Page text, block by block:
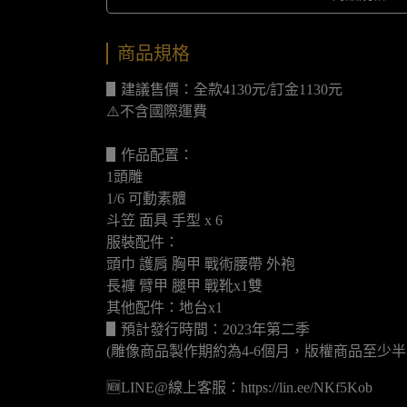
商品規格
▋建議售價：全款4130元/訂金1130元
⚠️不含國際運費
▋作品配置：
1頭雕
1/6 可動素體
斗笠 面具 手型 x 6
服裝配件：
頭巾 護肩 胸甲 戰術腰帶 外袍
長褲 臂甲 腿甲 戰靴x1雙
其他配件：地台x1
▋預計發行時間：2023年第二季
(雕像商品製作期約為4-6個月，版權商品至少
🆕LINE@線上客服：https://lin.ee/NKf5Kob